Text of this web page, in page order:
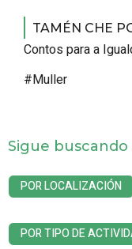
TAMÉN CHE
Contos para a
#Muller
Sigue buscando
POR LOCALIZACIÓN
POR TIPO DE